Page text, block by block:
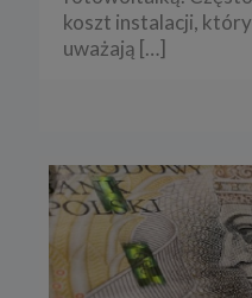
koszt instalacji,
uważają […]